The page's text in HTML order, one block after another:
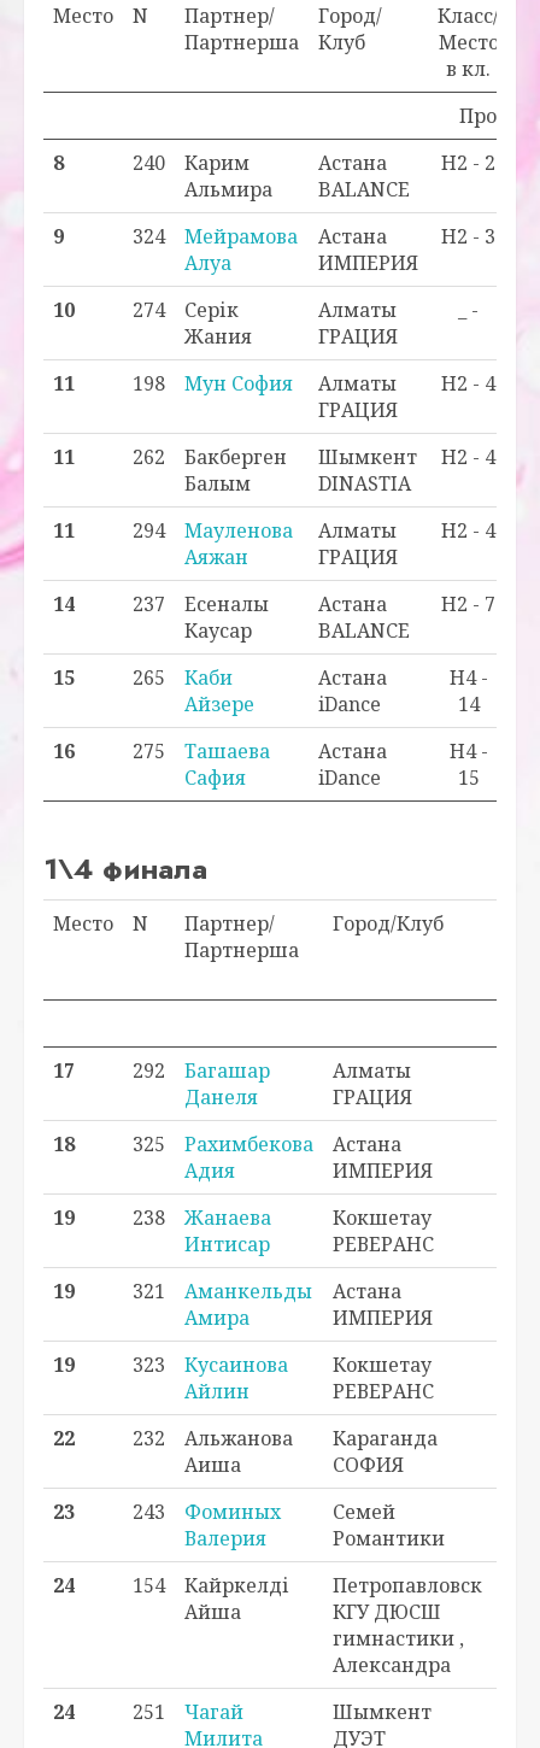
Место N
Партнер/
Партнерша
Город/
Клуб
Класс/
Место
в кл.
8 240
Карим
Альмира
Астана
BALANCE
H2 - 2
9 324
Мейрамова
Алуа
Астана
ИМПЕРИЯ
H2 - 3
10 274
Серік
Жания
Алматы
ГРАЦИЯ
_ -
11 198 Мун София
Алматы
ГРАЦИЯ
H2 - 4
11 262
Бакберген
Балым
Шымкент
DINASTIA
H2 - 4
11 294
Мауленова
Аяжан
Алматы
ГРАЦИЯ
H2 - 4
14 237
Есеналы
Каусар
Астана
BALANCE
H2 - 7
15 265
Каби
Айзере
Астана
iDance
H4 -
14
16 275
Ташаева
Сафия
Астана
iDance
H4 -
15
1\4 финала
Место N
Партнер/
Партнерша
Город/Клуб
17 292
Багашар
Данеля
Алматы
ГРАЦИЯ
18
325
Рахимбекова
Адия
Астана
ИМПЕРИЯ
19 238
Жанаева
Интисар
Кокшетау
РЕВЕРАНС
19
321
Аманкельды
Амира
Астана
ИМПЕРИЯ
19 323
Кусаинова
Айлин
Кокшетау
РЕВЕРАНС
22
232
Альжанова
Аиша
Караганда
СОФИЯ
23
243
Фоминых
Валерия
Семей
Романтики
24
154
Кайркелді
Айша
Петропавловск
КГУ ДЮСШ
гимнастики ,
Александра
24 251
Чагай
Милита
Шымкент
ДУЭТ